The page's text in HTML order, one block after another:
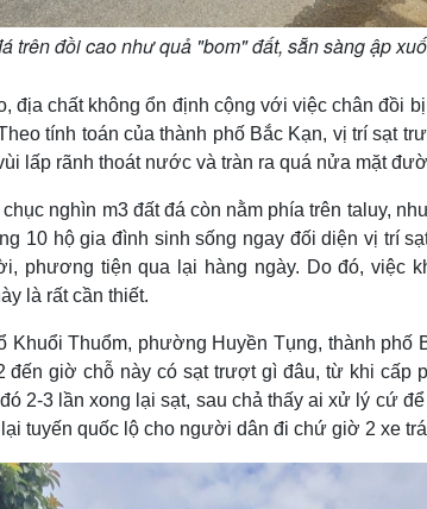
trên đồi cao như quả "bom" đất, sẵn sàng ập
địa chất không ổn định cộng với việc chân đồi
tính toán của thành phố Bắc Kạn, vị trí sạt
lấp rãnh thoát nước và tràn ra quá nửa mặt
nghìn m3 đất đá còn nằm phía trên taluy,
10 hộ gia đình sinh sống ngay đối diện vị trí
phương tiện qua lại hàng ngày. Do đó, việc
là rất cần thiết.
Khuổi Thuổm, phường Huyền Tụng, thành phố
đến giờ chỗ này có sạt trượt gì đâu, từ khi cấp
2-3 lần xong lại sạt, sau chả thấy ai xử lý cứ
tuyến quốc lộ cho người dân đi chứ giờ 2 xe